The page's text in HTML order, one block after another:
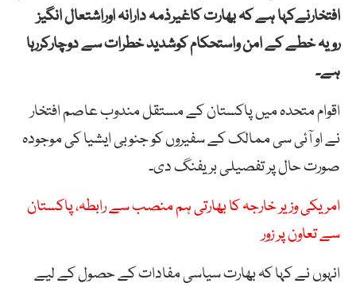
افتخارنےکہا ہے کہ بھارت کاغیرذمہ دارانہ اوراشتعال انگیز
رویہ خطے کے امن واستحکام کوشدید خطرات سے دوچارکررہا
ہے۔
اقوام متحدہ میں پاکستان کے مستقل مندوب عاصم افتخار
نے او آئی سی ممالک کے سفیروں کو جنوبی ایشیا کی موجودہ
صورت حال پر تفصیلی بریفنگ دی۔
امریکی وزیر خارجہ کا بھارتی ہم منصب سے رابطہ، پاکستان
سے تعاون پر زور
انہوں نے کہا کہ بھارت سیاسی مفادات کے حصول کے لیے